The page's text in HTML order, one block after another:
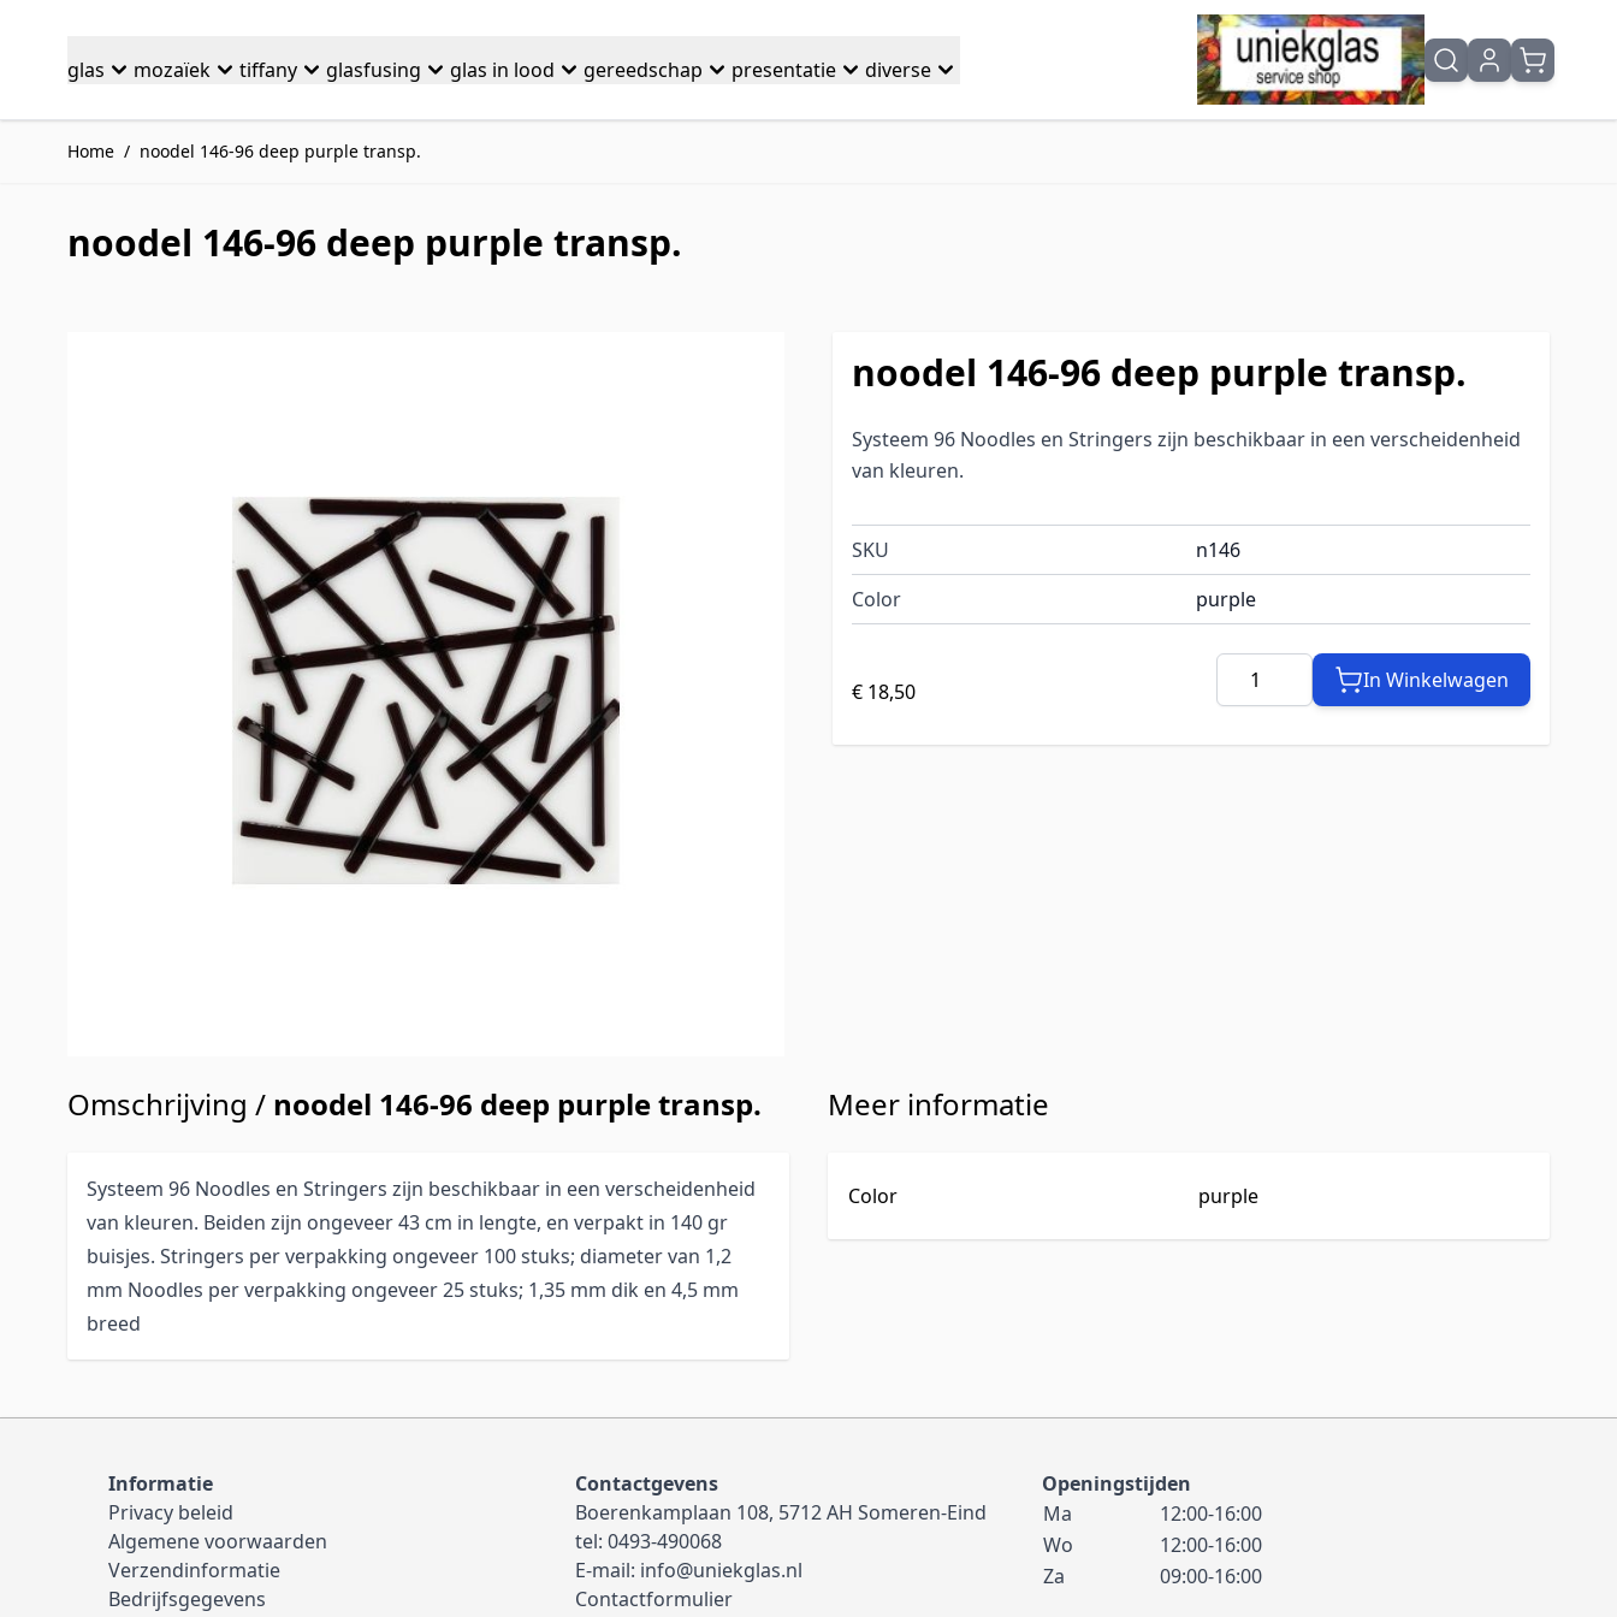
glas mozaïek tiffany glasfusing glas in lood gereedschap presentatie diverse
Home / noodel 146-96 deep purple transp.
noodel 146-96 deep purple transp.
noodel 146-96 deep purple transp.
Systeem 96 Noodles en Stringers zijn beschikbaar in een verscheidenheid
van kleuren.
SKU
n146
Color
purple
€ 18,50
Aantal In Winkelwagen
Omschrijving / noodel 146-96 deep purple transp.
Systeem 96 Noodles en Stringers zijn beschikbaar in een verscheidenheid
van kleuren. Beiden zijn ongeveer 43 cm in lengte, en verpakt in 140 gr
buisjes. Stringers per verpakking ongeveer 100 stuks; diameter van 1,2
mm Noodles per verpakking ongeveer 25 stuks; 1,35 mm dik en 4,5 mm
breed
Meer informatie
Color purple
Informatie
Privacy beleid
Algemene voorwaarden
Verzendinformatie
Bedrijfsgegevens
Contactgevens
Boerenkamplaan 108, 5712 AH Someren-Eind
tel: 0493-490068
E-mail: info@uniekglas.nl
Contactformulier
Openingstijden
Ma
12:00-16:00
Wo
12:00-16:00
Za
09:00-16:00